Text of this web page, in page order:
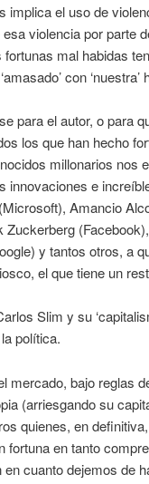
el uso de
violencia por parte
mal habidas
con ‘nuestra’
para el autor, o para
los que han hecho
millonarios nos
innovaciones e
Amancio
y tantos otros, a
el que tiene un
Slim y su
política.
mercado, bajo reglas
(arriesgando su
quienes, en
fortuna en tanto
cuanto dejemos de